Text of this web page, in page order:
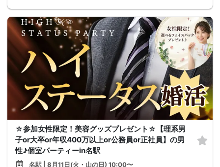
☆参加女性限定！美容グッズプレゼント☆【理系男
子or大卒or年収400万以上or公務員or正社員】の男
性♪個室パーティーin名駅
名駅 | 8月11日(火・山の日) 10:00〜